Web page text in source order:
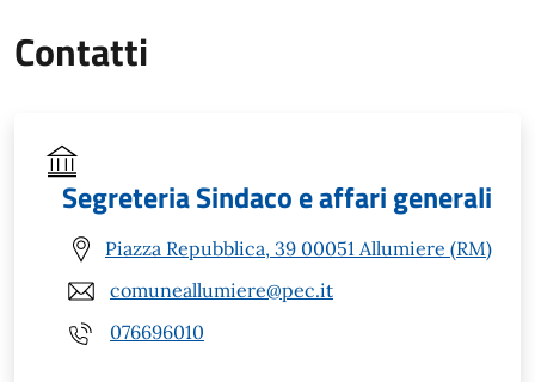
Contatti
Segreteria Sindaco e affari generali
Piazza Repubblica, 39 00051 Allumiere (RM)
comuneallumiere@pec.it
076696010